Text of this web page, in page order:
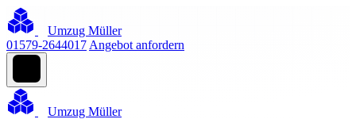
Umzug Müller
01579-2644017 Angebot anfordern
Umzug Müller